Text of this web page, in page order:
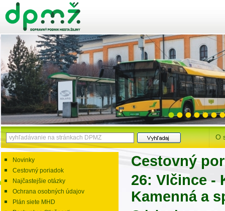
O
Novinky
Cestovný poriadok
Najčastejšie otázky
Ochrana osobných údajov
Plán siete MHD
Cestovný
26: Vlčince -
Kamenná a